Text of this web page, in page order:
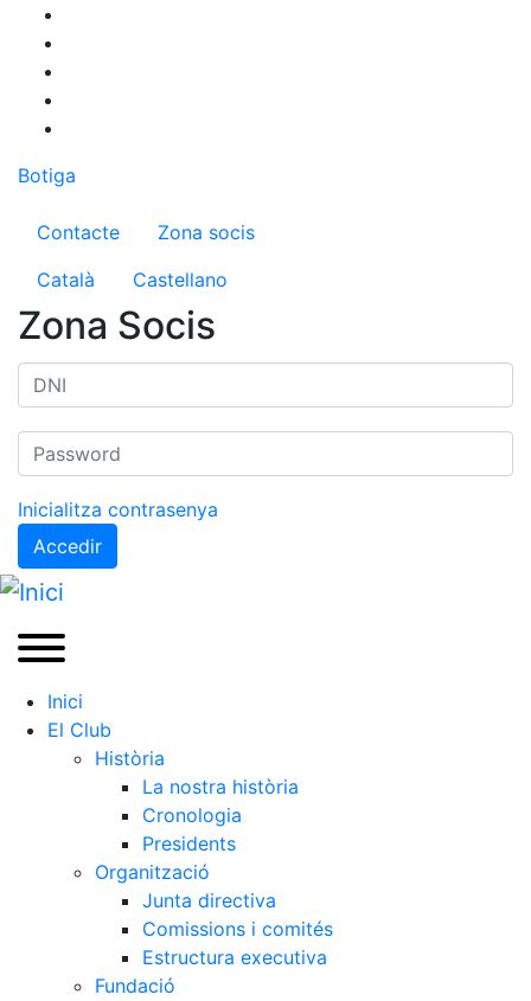
contingut
Botiga
Menú del compte d'usuari
Contacte
Zona socis
Català
Castellano
Zona Socis
Inicialitza contrasenya
Accedir
Inici
El Club
Història
La nostra història
Cronologia
Presidents
Organització
Junta directiva
Comissions i comités
Estructura executiva
Fundació